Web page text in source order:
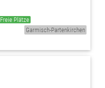
Freie Plätze
Garmisch-Partenkirchen